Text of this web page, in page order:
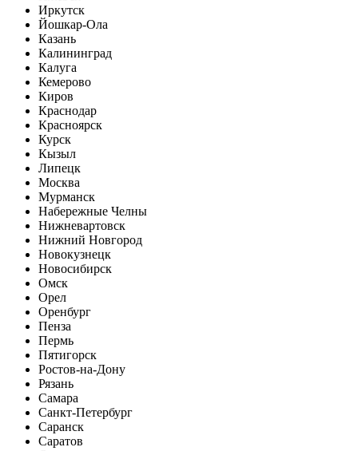
Иркутск
Йошкар-Ола
Казань
Калининград
Калуга
Кемерово
Киров
Краснодар
Красноярск
Курск
Кызыл
Липецк
Москва
Мурманск
Набережные Челны
Нижневартовск
Нижний Новгород
Новокузнецк
Новосибирск
Омск
Орел
Оренбург
Пенза
Пермь
Пятигорск
Ростов-на-Дону
Рязань
Самара
Санкт-Петербург
Саранск
Саратов